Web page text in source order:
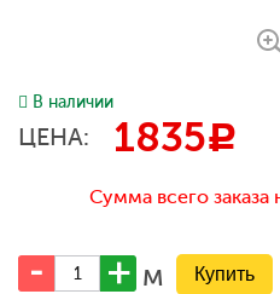
В наличии
ЦЕНА: 1835c
Сумма всего
м